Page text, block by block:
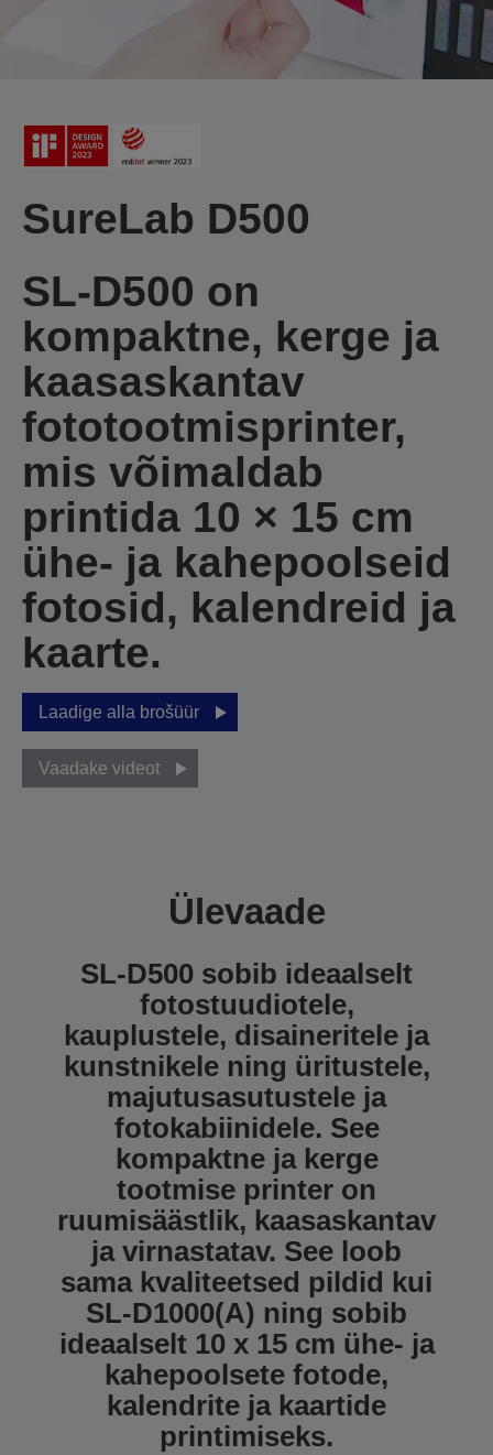
SureLab D500
SL-D500 on
kompaktne, kerge ja
kaasaskantav
fototootmisprinter,
mis võimaldab
printida 10 × 15 cm
ühe- ja kahepoolseid
fotosid, kalendreid ja
kaarte.
Laadige alla brošüür
Vaadake videot
Ülevaade
SL-D500 sobib ideaalselt
fotostuudiotele,
kauplustele, disaineritele ja
kunstnikele ning üritustele,
majutusasutustele ja
fotokabiinidele. See
kompaktne ja kerge
tootmise printer on
ruumisäästlik, kaasaskantav
ja virnastatav. See loob
sama kvaliteetsed pildid kui
SL-D1000(A) ning sobib
ideaalselt 10 x 15 cm ühe- ja
kahepoolsete fotode,
kalendrite ja kaartide
printimiseks.